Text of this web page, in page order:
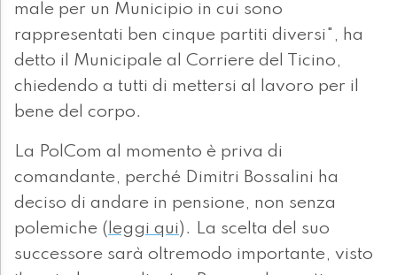
male per un Municipio in cui sono
rappresentati ben cinque partiti diversi", ha
detto il Municipale al Corriere del Ticino,
chiedendo a tutti di mettersi al lavoro per il
bene del corpo.
La PolCom al momento è priva di
comandante, perché Dimitri Bossalini ha
deciso di andare in pensione, non senza
polemiche (leggi qui). La scelta del suo
successore sarà oltremodo importante, visto